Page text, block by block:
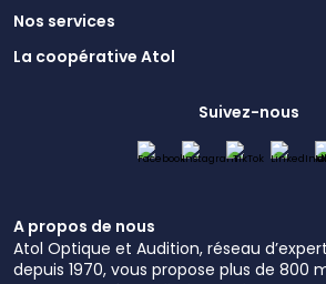
Nos services
La coopérative Atol
Suivez-nous
A propos de nous
Atol Optique et Audition, réseau
depuis 1970, vous propose plus de 800